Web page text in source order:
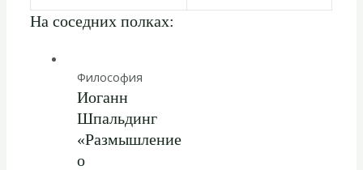
На соседних полках:
Философия
Иоганн
Шпальдинг
«Размышление
о